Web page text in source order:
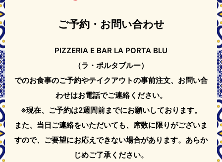
ご予約・お問い合わせ
PIZZERIA E BAR LA PORTA BLU
（ラ・ポルタブルー）
でのお食事のご予約やテイクアウトの事前注文、お問い合
わせはお電話でご連絡ください。
※現在、ご予約は2週間前までにお願いしております。
また、当日ご連絡をいただいても、席数に限りがございま
すので、ご要望にお応えできない場合があります。 あらか
じめご了承ください。